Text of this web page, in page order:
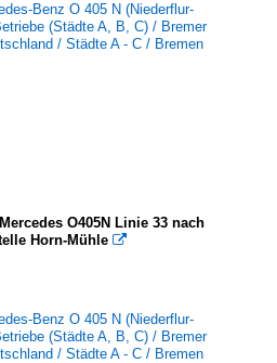
Benz O 405 N (Niederflur-
(Städte A, B, C) / Bremer
/ Städte A - C / Bremen
O405N Linie 33 nach
Horn-Mühle 
Benz O 405 N (Niederflur-
(Städte A, B, C) / Bremer
/ Städte A - C / Bremen